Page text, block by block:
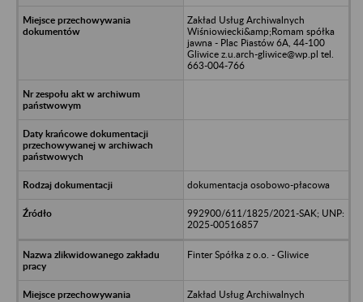
Zakład Usług Archiwalnych
Wiśniowiecki&amp;Romam spółka
jawna - Plac Piastów 6A, 44-100
Gliwice z.u.arch-gliwice@wp.pl tel.
663-004-766
dokumentacja osobowo-płacowa
992900/611/1825/2021-SAK; UNP:
2025-00516857
Finter Spółka z o.o. - Gliwice
Zakład Usług Archiwalnych